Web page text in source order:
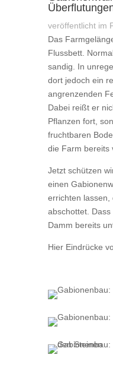
veröffentlicht im
Das
Flussbett.
sandig. In
dort jedoch ein
angrenzenden
Dabei reißt er
Pflanzen fort,
fruchtbaren
die Farm bereits
Jetzt schützen
einen
errichten lassen,
abschottet.
Damm bereits
Hier Eindrücke